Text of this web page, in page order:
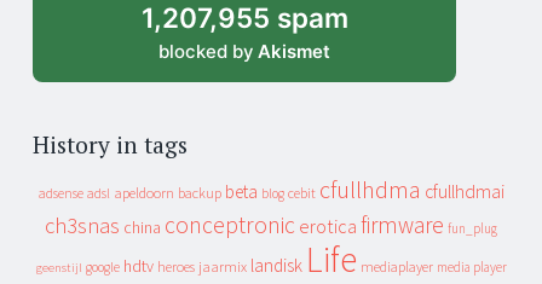
1,207,955 spam
blocked by Akismet
History in tags
adsense adsl apeldoorn backup beta blog cebit cfullhdma cfullhdmai
ch3snas china conceptronic erotica firmware fun_plug
geenstijl google hdtv heroes jaarmix landisk Life mediaplayer media player